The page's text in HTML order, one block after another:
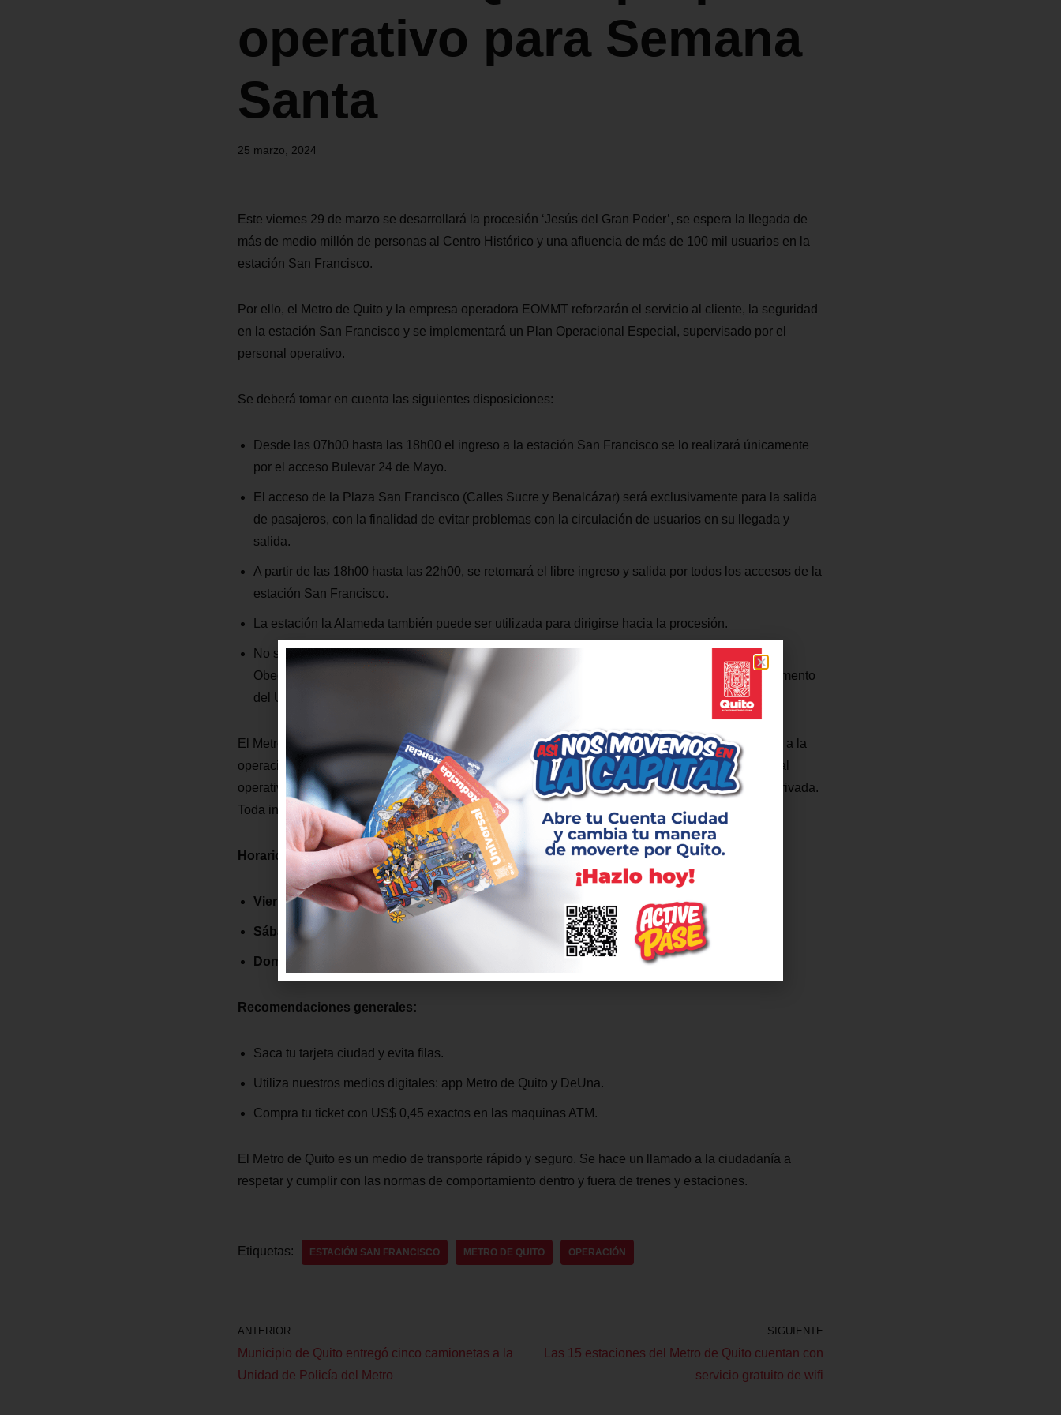
operativo para Semana
Santa
25 marzo, 2024
Este viernes 29 de marzo se desarrollará la procesión ‘Jesús del Gran Poder’, se espera la llegada de
más de medio millón de personas al Centro Histórico y una afluencia de más de 100 mil usuarios en la
estación San Francisco.
Por ello, el Metro de Quito y la empresa operadora EOMMT reforzarán el servicio al cliente, la seguridad
en la estación San Francisco y se implementará un Plan Operacional Especial, supervisado por el
personal operativo.
Se deberá tomar en cuenta las siguientes disposiciones:
Desde las 07h00 hasta las 18h00 el ingreso a la estación San Francisco se lo realizará únicamente
por el acceso Bulevar 24 de Mayo.
El acceso de la Plaza San Francisco (Calles Sucre y Benalcázar) será exclusivamente para la salida
de pasajeros, con la finalidad de evitar problemas con la circulación de usuarios en su llegada y
salida.
A partir de las 18h00 hasta las 22h00, se retomará el libre ingreso y salida por todos los accesos de la
estación San Francisco.
La estación la Alameda también puede ser utilizada para dirigirse hacia la procesión.
No se podrá trasladar bultos y objetos mayores a 60 cm de ancho y 60 cm de largo.
Obedecer las directrices del personal del Metro para evitar sanciones de acuerdo con el Reglamento
del Usuario.
El Metro de Quito contará con la coordinación de todas las instituciones de seguridad que apoyan a la
operación de este subsistema de transporte. En la estación San Francisco se duplicará el personal
operativo: Policía Metro, agentes de estación, auxiliares de venta, guías educativos y seguridad privada.
Toda infracción será sancionada.
Horarios de operación del Metro de Quito:
Viernes Santo 29 de marzo:07h00 a 22h00 (horario de feriado)
Sábado 30 de marzo: 07h00 a 23h00 (horario de sábado)
Domingo 31 de marzo: 07h00 a 22h00 (horario de feriado)
Recomendaciones generales:
Saca tu tarjeta ciudad y evita filas.
Utiliza nuestros medios digitales: app Metro de Quito y DeUna.
Compra tu ticket con US$ 0,45 exactos en las maquinas ATM.
El Metro de Quito es un medio de transporte rápido y seguro. Se hace un llamado a la ciudadanía a
respetar y cumplir con las normas de comportamiento dentro y fuera de trenes y estaciones.
Etiquetas: ESTACIÓN SAN FRANCISCO METRO DE QUITO OPERACIÓN
ANTERIOR
Municipio de Quito entregó cinco camionetas a la
Unidad de Policía del Metro
SIGUIENTE
Las 15 estaciones del Metro de Quito cuentan con
servicio gratuito de wifi